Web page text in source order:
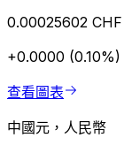
0.00025602 CHF
+0.0000 (0.10%)
查看圖表
中國元，人民幣